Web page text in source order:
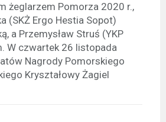
żeglarzem Pomorza 2020 r.,
(SKŻ Ergo Hestia Sopot)
a Przemysław Struś (YKP
W czwartek 26 listopada
Nagrody Pomorskiego
Kryształowy Żagiel